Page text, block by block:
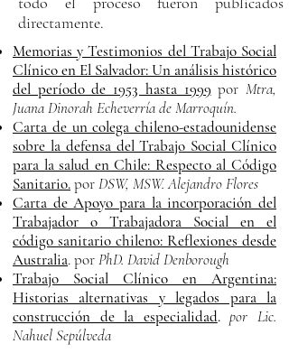
directamente.
Memorias y Testimonios del Trabajo Social
Clínico en El Salvador: Un análisis histórico
del período de 1953 hasta 1999 por Mtra,
Juana Dinorah Echeverría de Marroquín.
Carta de un colega chileno-estadounidense
sobre la defensa del Trabajo Social Clínico
para la salud en Chile: Respecto al Código
Sanitario.porDSW, MSW. Alejandro Flores
Carta de Apoyo para la incorporación del
Trabajador o Trabajadora Social en el
código sanitario chileno: Reflexiones desde
Australia. porPhD. David Denborough
Trabajo Social Clínico en Argentina:
Historias alternativas y legados para la
construcción de la especialidad.por Lic.
Nahuel Sepúlveda